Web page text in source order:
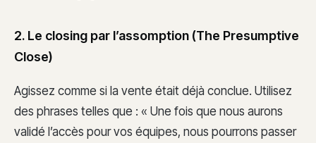
2. Le closing par l’assomption (The Presumptive
Close)
Agissez comme si la vente était déjà conclue. Utilisez
des phrases telles que : « Une fois que nous aurons
validé l’accès pour vos équipes, nous pourrons passer